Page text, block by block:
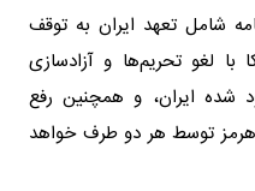
شامل تعهد ایران به توقف
لغو تحریم‌ها و آزادسازی
شده ایران، و همچنین رفع
هرمز توسط هر دو طرف خواهد